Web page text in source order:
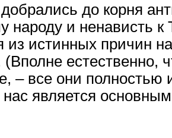
до корня
народу и ненависть
из истинных причин
естественно,
– все они полностью
является